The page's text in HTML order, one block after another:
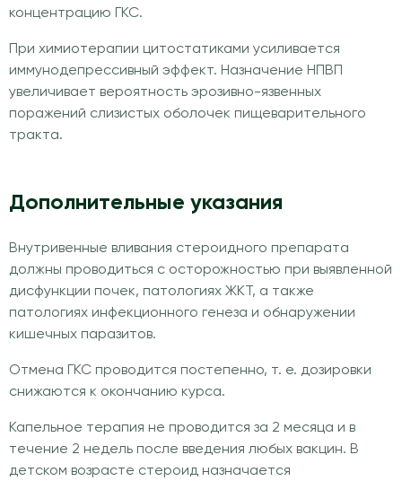
концентрацию ГКС.
При химиотерапии цитостатиками усиливается
иммунодепрессивный эффект. Назначение НПВП
увеличивает вероятность эрозивно-язвенных
поражений слизистых оболочек пищеварительного
тракта.
Дополнительные указания
Внутривенные вливания стероидного препарата
должны проводиться с осторожностью при выявленной
дисфункции почек, патологиях ЖКТ, а также
патологиях инфекционного генеза и обнаружении
кишечных паразитов.
Отмена ГКС проводится постепенно, т. е. дозировки
снижаются к окончанию курса.
Капельное терапия не проводится за 2 месяца и в
течение 2 недель после введения любых вакцин. В
детском возрасте стероид назначается